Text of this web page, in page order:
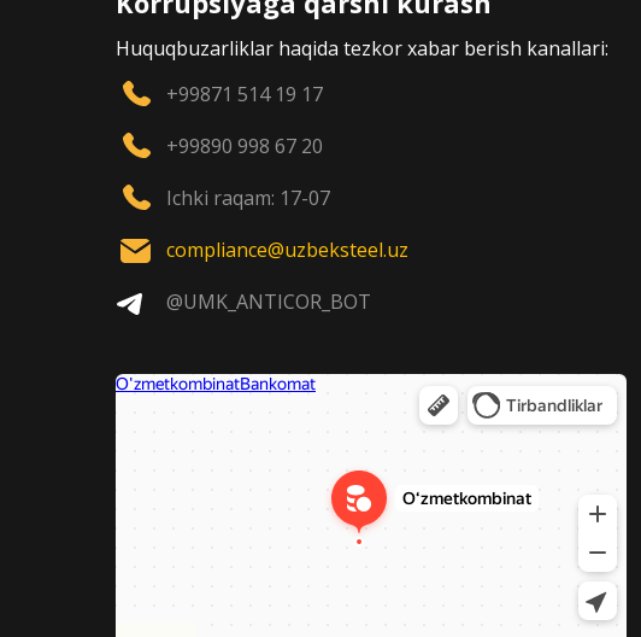
Huquqbuzarliklar haqida tezkor xabar berish kanallari:
+99871 514 19 17
+99890 998 67 20
Ichki raqam: 17-07
compliance@uzbeksteel.uz
@UMK_ANTICOR_BOT